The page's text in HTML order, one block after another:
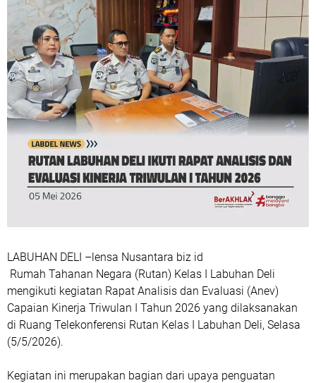
LABUHAN DELI –lensa Nusantara biz id
Rumah Tahanan Negara (Rutan) Kelas I Labuhan Deli
mengikuti kegiatan Rapat Analisis dan Evaluasi (Anev)
Capaian Kinerja Triwulan I Tahun 2026 yang dilaksanakan
di Ruang Telekonferensi Rutan Kelas I Labuhan Deli, Selasa
(5/5/2026).
Kegiatan ini merupakan bagian dari upaya penguatan